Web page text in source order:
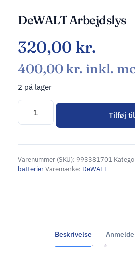
DeWALT Arbejdslys
320,00 kr.
400,00 kr. inkl.
2 på lager
Tilføj
Alternative:
Varenummer (SKU): 993381701
batterierVaremærke: DeWALT
Beskrivelse